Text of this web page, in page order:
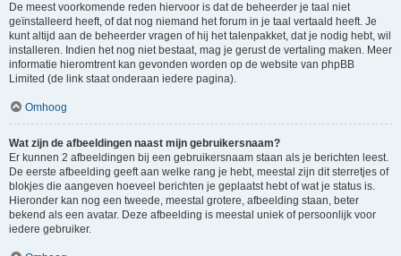
De meest voorkomende reden hiervoor is dat de beheerder je taal niet
geïnstalleerd heeft, of dat nog niemand het forum in je taal vertaald heeft. Je
kunt altijd aan de beheerder vragen of hij het talenpakket, dat je nodig hebt, wil
installeren. Indien het nog niet bestaat, mag je gerust de vertaling maken. Meer
informatie hieromtrent kan gevonden worden op de website van phpBB
Limited (de link staat onderaan iedere pagina).
Omhoog
Wat zijn de afbeeldingen naast mijn gebruikersnaam?
Er kunnen 2 afbeeldingen bij een gebruikersnaam staan als je berichten leest.
De eerste afbeelding geeft aan welke rang je hebt, meestal zijn dit sterretjes of
blokjes die aangeven hoeveel berichten je geplaatst hebt of wat je status is.
Hieronder kan nog een tweede, meestal grotere, afbeelding staan, beter
bekend als een avatar. Deze afbeelding is meestal uniek of persoonlijk voor
iedere gebruiker.